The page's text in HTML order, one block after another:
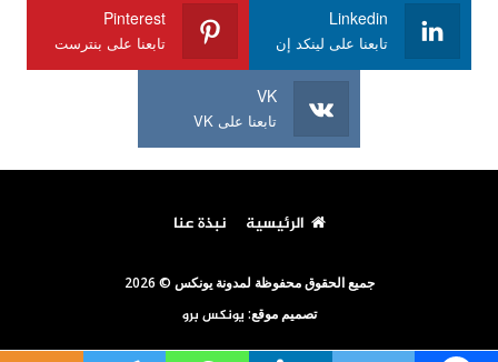
Linkedin
تابعنا على لينكد إن
Pinterest
تابعنا على بنترست
VK
تابعنا على VK
الرئيسية نبذة عنا
جميع الحقوق محفوظة لمدونة يونكس © 2026
تصميم موقع: يونكس برو